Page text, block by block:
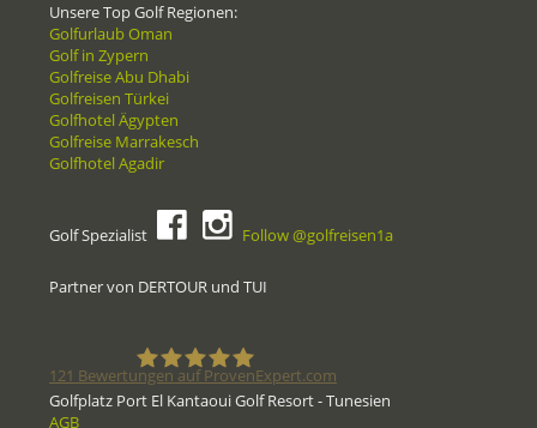
Unsere Top Golf Regionen:
Golfurlaub Oman
Golf in Zypern
Golfreise Abu Dhabi
Golfreisen Türkei
Golfhotel Ägypten
Golfreise Marrakesch
Golfhotel Agadir
Golf Spezialist Follow @golfreisen1a
Partner von DERTOUR und TUI
121 Bewertungen auf ProvenExpert.com
Golfplatz Port El Kantaoui Golf Resort - Tunesien
AGB